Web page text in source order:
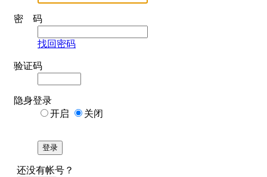
密 码
找回密码
验证码
隐身登录
开启
关闭
登录
还没有帐号？